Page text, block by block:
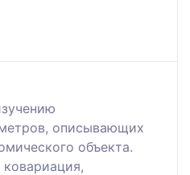
описывающих
объекта.